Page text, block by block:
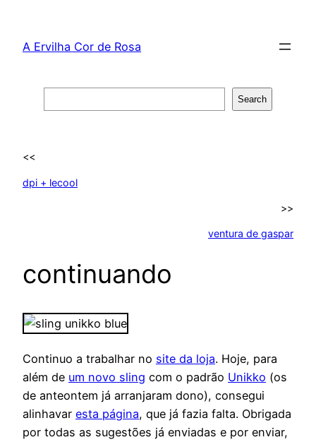
content
A Ervilha Cor de Rosa
Search
<<
dpi + lecool
>>
ventura de gaspar
continuando
Continuo a trabalhar no site da loja. Hoje, para
além de um novo sling com o padrão Unikko (os
de anteontem já arranjaram dono), consegui
alinhavar esta página, que já fazia falta. Obrigada
por todas as sugestões já enviadas e por enviar,